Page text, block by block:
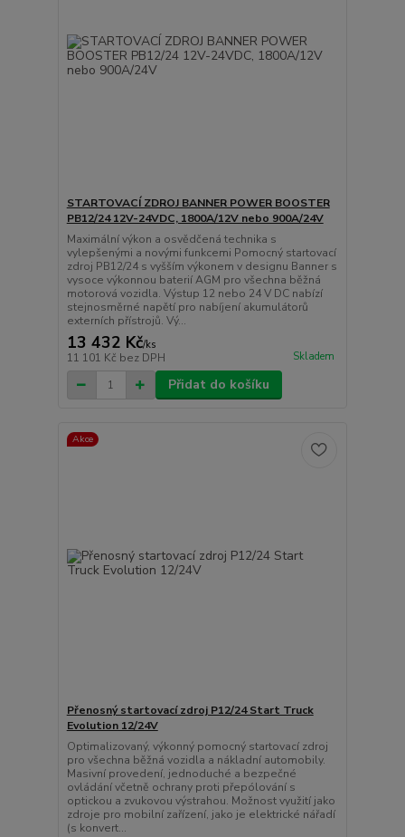
STARTOVACÍ ZDROJ BANNER POWER BOOSTER
PB12/24 12V-24VDC, 1800A/12V nebo 900A/24V
Maximální výkon a osvědčená technika s
vylepšenými a novými funkcemi Pomocný startovací
zdroj PB12/24 s vyšším výkonem v designu Banner s
vysoce výkonnou baterií AGM pro všechna běžná
motorová vozidla. Výstup 12 nebo 24 V DC nabízí
stejnosměrné napětí pro nabíjení akumulátorů
externích přístrojů. Vý...
13 432 Kč/ks
11 101 Kč bez DPH Skladem
Přidat do košíku
Akce
Přenosný startovací zdroj P12/24 Start Truck
Evolution 12/24V
Optimalizovaný, výkonný pomocný startovací zdroj
pro všechna běžná vozidla a nákladní automobily.
Masivní provedení, jednoduché a bezpečné
ovládání včetně ochrany proti přepólování s
optickou a zvukovou výstrahou. Možnost využití jako
zdroje pro mobilní zařízení, jako je elektrické nářadí
(s konvert...